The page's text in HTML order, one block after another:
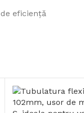
eficiență